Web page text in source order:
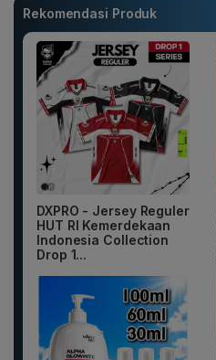
Rekomendasi Produk
DXPRO - Jersey Reguler
HUT RI Kemerdekaan
Indonesia Collection
Drop 1...